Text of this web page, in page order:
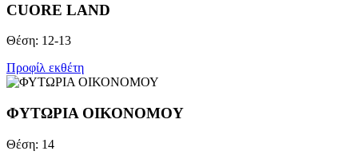
CUORE LAND
Θέση: 12-13
Προφίλ εκθέτη
ΦΥΤΩΡΙΑ ΟΙΚΟΝΟΜΟΥ
Θέση: 14